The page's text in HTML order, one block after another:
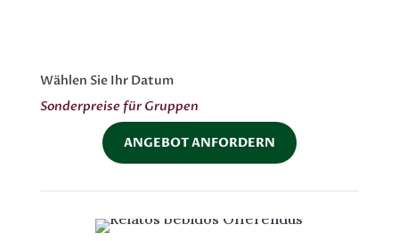
Wählen Sie Ihr Datum
Sonderpreise für Gruppen
ANGEBOT ANFORDERN